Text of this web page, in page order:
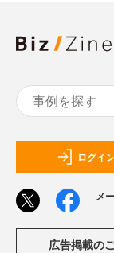
ログイ
メ
広告掲載の